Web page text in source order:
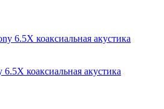
коаксиальная акустика